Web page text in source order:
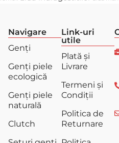
Navigare
Genți
Genți piele
ecologică
Genți piele
naturală
Clutch
Link-uri
utile
Plată și
Livrare
Termeni și
Condiții
Politica de
Returnare